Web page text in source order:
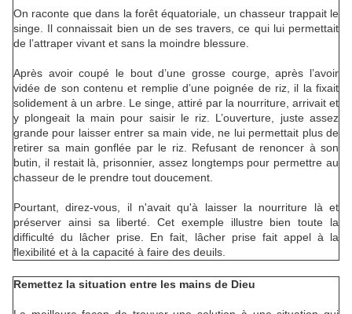
On raconte que dans la forêt équatoriale, un chasseur trappait le
singe. Il connaissait bien un de ses travers, ce qui lui permettait
de l’attraper vivant et sans la moindre blessure.
Après avoir coupé le bout d’une grosse courge, après l’avoir
vidée de son contenu et remplie d’une poignée de riz, il la fixait
solidement à un arbre. Le singe, attiré par la nourriture, arrivait et
y plongeait la main pour saisir le riz. L’ouverture, juste assez
grande pour laisser entrer sa main vide, ne lui permettait plus de
retirer sa main gonflée par le riz. Refusant de renoncer à son
butin, il restait là, prisonnier, assez longtemps pour permettre au
chasseur de le prendre tout doucement.
Pourtant, direz-vous, il n'avait qu'à laisser la nourriture là et
préserver ainsi sa liberté. Cet exemple illustre bien toute la
difficulté du lâcher prise. En fait, lâcher prise fait appel à la
flexibilité et à la capacité à faire des deuils.
Remettez la situation entre les mains de Dieu